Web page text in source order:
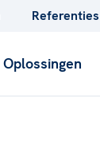
Oplossingen
Referenties